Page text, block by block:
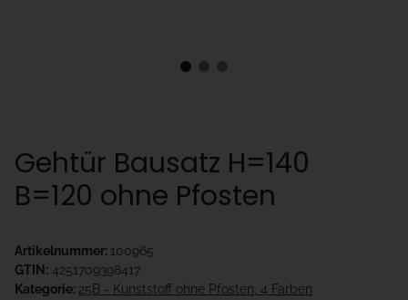
Gehtür Bausatz H=140
B=120 ohne Pfosten
Artikelnummer: 100965
GTIN: 4251709398417
Kategorie: 25B - Kunststoff ohne Pfosten, 4 Farben